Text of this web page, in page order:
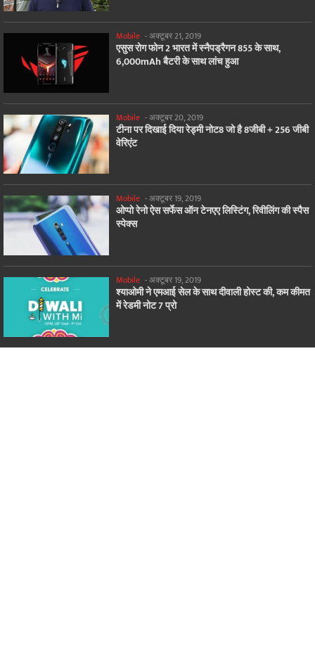
Mobile -अक्टूबर 21, 2019
एसुस रोग फोन 2 भारत में स्नैपड्रैगन 855 के साथ,
6,000mAh बैटरी के साथ लांच हुआ
Mobile -अक्टूबर 20, 2019
टीना पर दिखाई दिया रेड्मी नोट8 जो है 8जीबी + 256 जीबी
वेरिएंट
Mobile -अक्टूबर 19, 2019
ओप्पो रेनो ऐस सर्फेस ऑन टेनएए लिस्टिंग, रिवीलिंग की स्पैस
स्पेक्स
Mobile -अक्टूबर 19, 2019
श्याओमी ने एमआई सेल के साथ दीवाली होस्ट की, कम कीमत
में रेडमी नोट 7 प्रो